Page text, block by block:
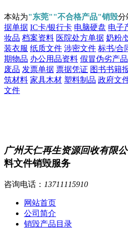
本站为"东莞""不合格产品"销毁分
据单据 IC卡/银行卡 电脑硬盘 电子
妆品 档案资料 医院处方单据 奶粉/
装衣服 纸质文件 涉密文件 标书/合
期物品 办公用品资料 假冒伪劣产品
废品 发票单据 票据凭证 图书书籍
筑材料 家具木材 塑料制品 政府文
文件
广州天仁再生资源回收有限
料文件销毁服务
咨询电话： 13711115910
网站首页
公司简介
销毁产品目录